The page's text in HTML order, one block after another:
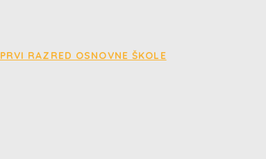
RAZRED OSNOVNE ŠKOLE